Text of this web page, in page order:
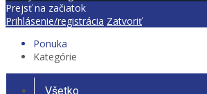
Prejsť na začiatok
Prihlásenie/registrácia Zatvoriť
Ponuka
Kategórie
Všetko